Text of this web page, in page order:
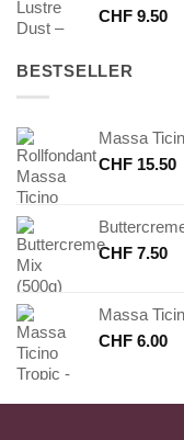
CHF 9.50
BESTSELLER
Massa
CHF 15.50
CHF 7.50
Massa
CHF 6.00